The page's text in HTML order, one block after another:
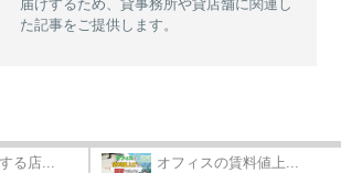
届けするため、貸事務所や貸店舗に関連し
た記事をご提供します。
る店... オフィスの賃料値上...